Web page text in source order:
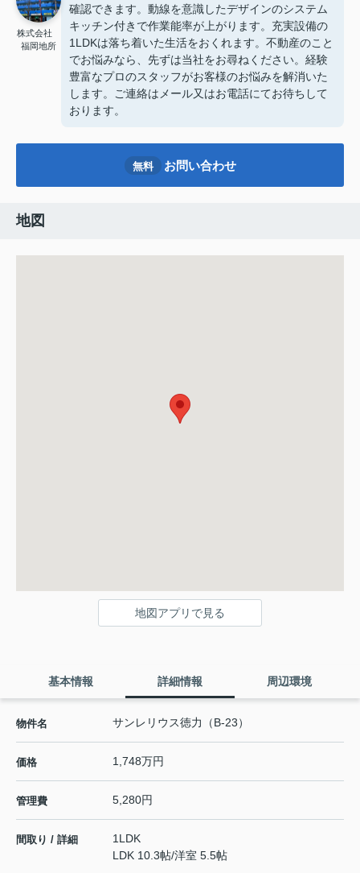
株式会社
福岡地所
確認できます。動線を意識したデザインのシステム
キッチン付きで作業能率が上がります。充実設備の
1LDKは落ち着いた生活をおくれます。不動産のこと
でお悩みなら、先ずは当社をお尋ねください。経験
豊富なプロのスタッフがお客様のお悩みを解消いた
します。ご連絡はメール又はお電話にてお待ちして
おります。
無料 お問い合わせ
地図
地図アプリで見る
基本情報 詳細情報 周辺環境
物件名 サンレリウス徳力（B-23）
価格 1,748万円
管理費 5,280円
間取り / 詳細
1LDK
LDK 10.3帖/洋室 5.5帖